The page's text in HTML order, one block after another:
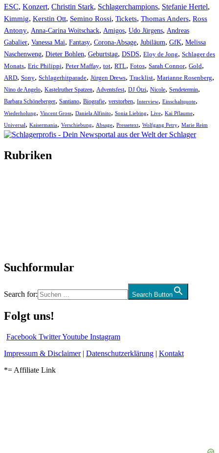
ESC, Konzert, Christin Stark, Schlagerchampions, Stefanie Hertel,
Kimmig, Kerstin Ott, Semino Rossi, Tickets, Thomas Anders, Ross
Antony, Anna-Carina Woitschack, Amigos, Udo Jürgens, Andreas
Gabalier, Vanessa Mai, Fantasy, Corona-Absage, Jubiläum, GfK, Melissa
Naschenweng, Dieter Bohlen, Geburtstag, DSDS, Eloy de Jong, Schlager des
Monats, Eric Philippi, Peter Maffay, tot, RTL, Fotos, Sarah Connor, Gold,
ARD, Sony, Schlagerhitparade, Jürgen Drews, Tracklist, Marianne Rosenberg,
Nino de Angelo, Kastelruther Spatzen, Adventsfest, DJ Ötzi, Nicole, Sendetermin,
Barbara Schöneberger, Santiano, Biografie, verstorben, Interview, Einschaltquote,
Wiederholung, Vincent Gross, Daniela Alfinito, Sonia Liebing, Live, Kai Pflaume,
Universal, Kaisermania, Verschiebung, Absage, Pressetext, Wolfgang Petry, Marie Reim
Rubriken
Suchformular
Search for: Search Button
Folgt uns!
Facebook TwitterYoutube Instagram
Impressum & Disclaimer| Datenschutzerklärung | Kontakt
*= Affiliate Link